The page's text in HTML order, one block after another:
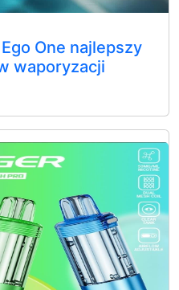
One najlepszy
waporyzacji